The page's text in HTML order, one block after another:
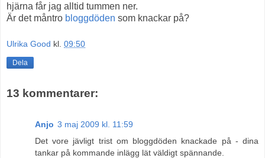
hjärna får jag alltid tummen ner.
Är det måntro bloggdöden som knackar på?
Ulrika Good kl. 09:50
Dela
13 kommentarer:
Anjo 3 maj 2009 kl. 11:59
Det vore jävligt trist om bloggdöden knackade på - dina
tankar på kommande inlägg lät väldigt spännande.